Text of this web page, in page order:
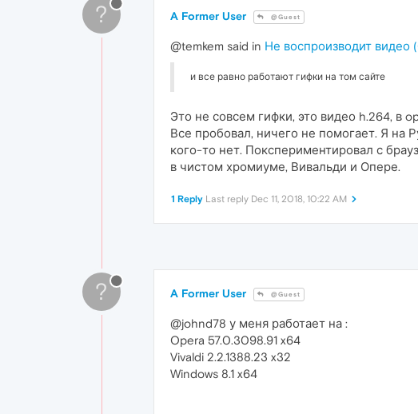
? A Former User @Guest
@temkem said in Не воспроизводит видео
и все равно работают гифки на том сайте
Это не совсем гифки, это видео h.264, в
Все пробовал, ничего не помогает. Я на
кого-то нет. Покспериментировал с
в чистом хромиуме, Вивальди и Опере.
1 Reply Last reply Dec 11, 2018, 10:22 AM
? A Former User @Guest
@johnd78 у меня работает на :
Opera 57.0.3098.91 x64
Vivaldi 2.2.1388.23 x32
Windows 8.1 x64